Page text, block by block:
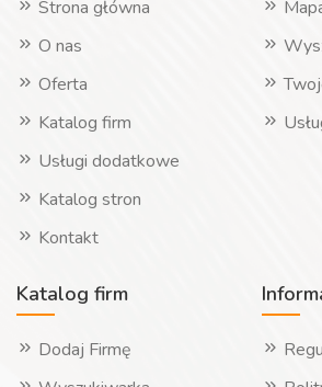
Strona główna
O nas
Oferta
Katalog firm
Usługi dodatkowe
Katalog stron
Kontakt
Katalog firm
Dodaj Firmę